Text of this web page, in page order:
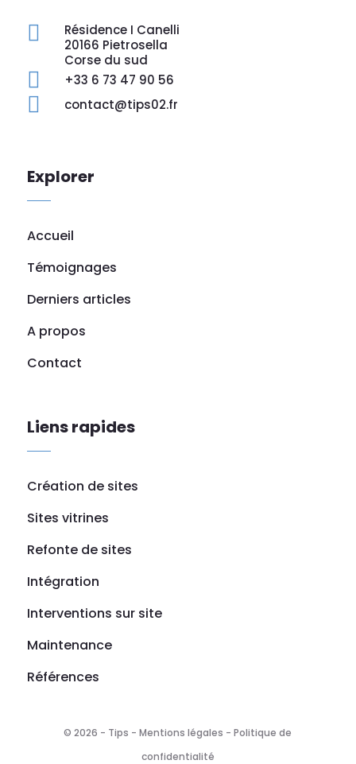

Résidence I Canelli
20166 Pietrosella
Corse du sud
 +33 6 73 47 90 56
 contact@tips02.fr
Explorer
Accueil
Témoignages
Derniers articles
A propos
Contact
Liens rapides
Création de sites
Sites vitrines
Refonte de sites
Intégration
Interventions sur site
Maintenance
Références
© 2026 - Tips -Mentions légales -Politique de
confidentialité